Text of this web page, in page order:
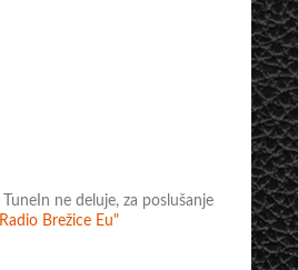
ne deluje, za poslušanje
Brežice Eu"